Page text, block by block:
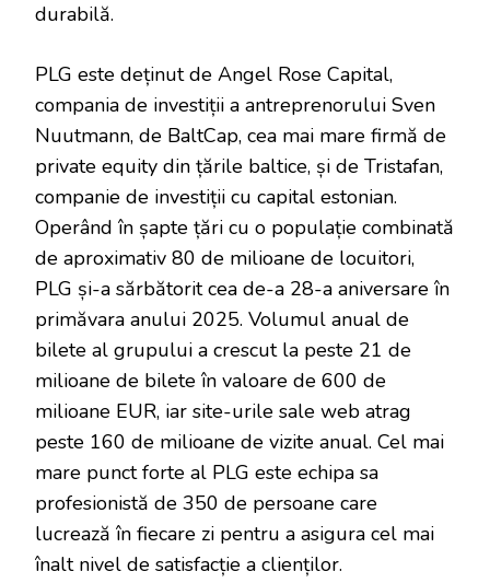
durabilă.
PLG este deținut de Angel Rose Capital,
compania de investiții a antreprenorului Sven
Nuutmann, de BaltCap, cea mai mare firmă de
private equity din țările baltice, și de Tristafan,
companie de investiții cu capital estonian.
Operând în șapte țări cu o populație combinată
de aproximativ 80 de milioane de locuitori,
PLG și-a sărbătorit cea de-a 28-a aniversare în
primăvara anului 2025. Volumul anual de
bilete al grupului a crescut la peste 21 de
milioane de bilete în valoare de 600 de
milioane EUR, iar site-urile sale web atrag
peste 160 de milioane de vizite anual. Cel mai
mare punct forte al PLG este echipa sa
profesionistă de 350 de persoane care
lucrează în fiecare zi pentru a asigura cel mai
înalt nivel de satisfacție a clienților.